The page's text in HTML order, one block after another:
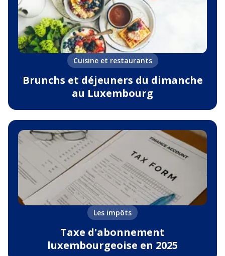
Cuisine et restaurants
Brunchs et déjeuners du dimanche
au Luxembourg
Les impôts
Taxe d'abonnement
luxembourgeoise en 2025